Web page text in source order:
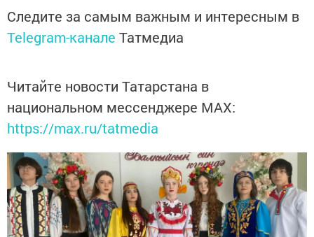
Следите за самым важным и интересным в
Telegram-канале Татмедиа
Читайте новости Татарстана в
национальном мессенджере MАХ:
https://max.ru/tatmedia